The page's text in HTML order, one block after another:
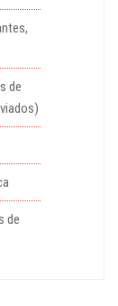
de
de